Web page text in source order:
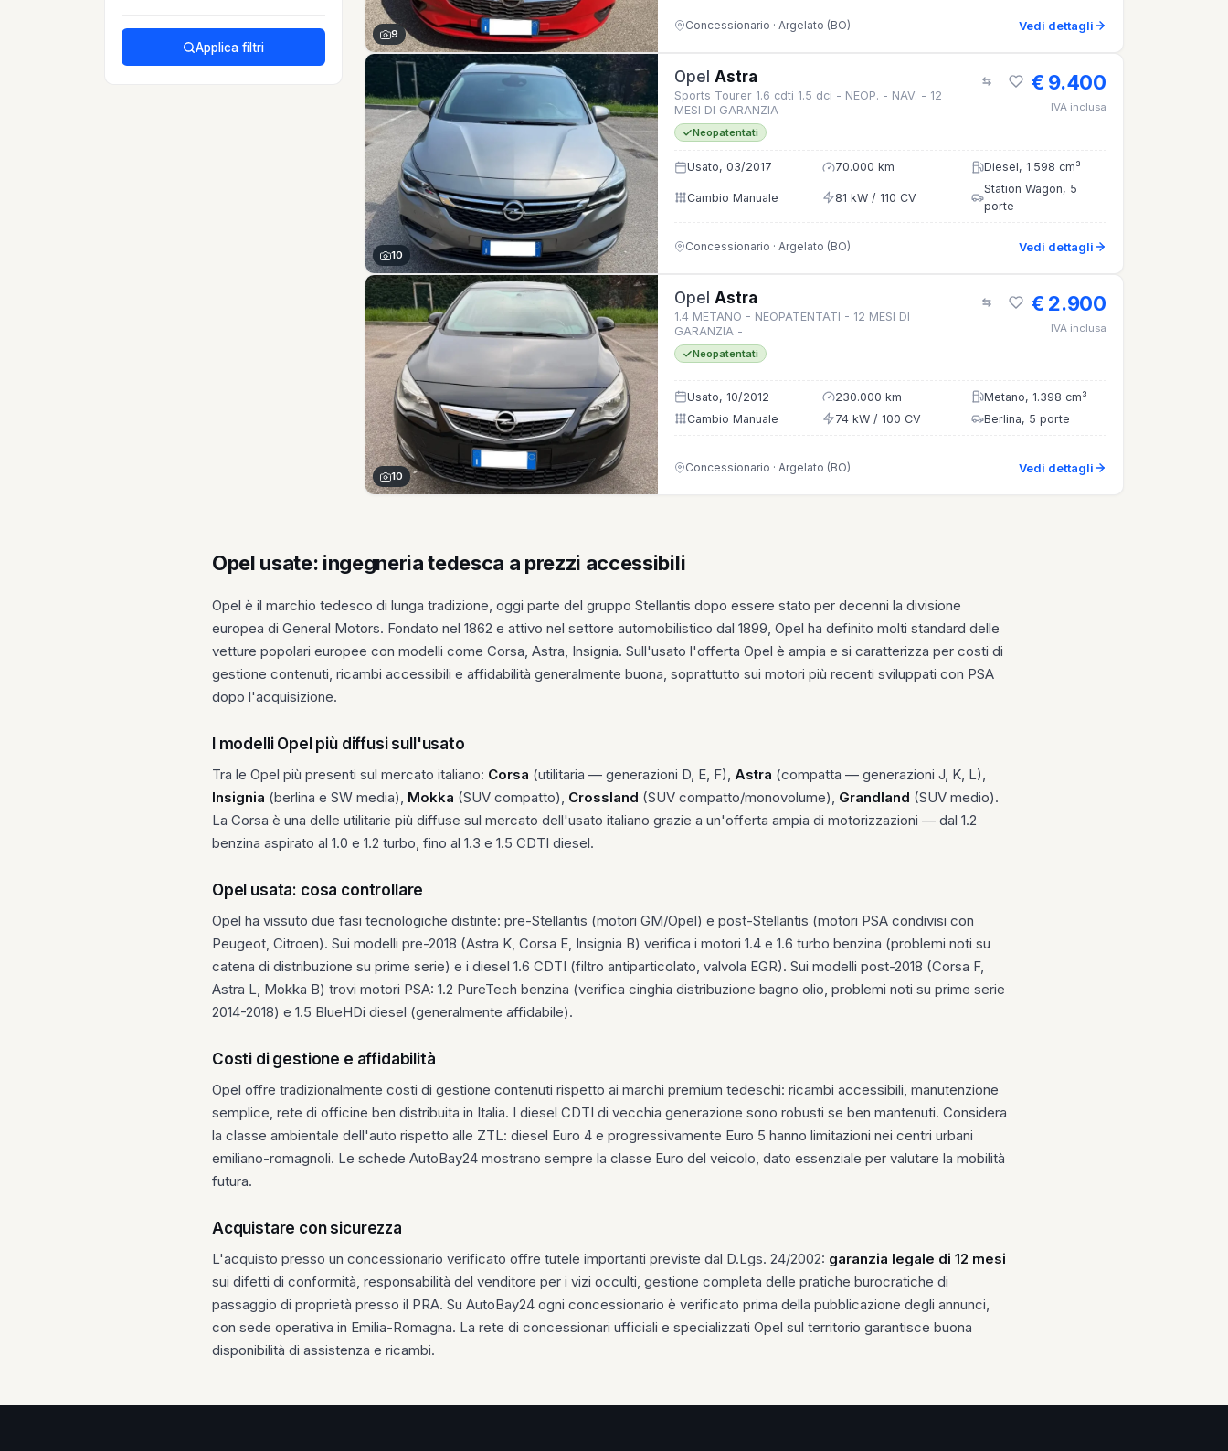
Applica filtri
9
Concessionario · Argelato (BO) Vedi dettagli
10
Opel Astra
Sports Tourer 1.6 cdti 1.5 dci - NEOP. - NAV. - 12
MESI DI GARANZIA -
Neopatentati
€ 9.400
IVA inclusa
Usato, 03/2017 70.000 km Diesel, 1.598 cm³
Cambio Manuale 81 kW / 110 CV
Station Wagon, 5
porte
Concessionario · Argelato (BO) Vedi dettagli
10
Opel Astra
1.4 METANO - NEOPATENTATI - 12 MESI DI
GARANZIA -
Neopatentati
€ 2.900
IVA inclusa
Usato, 10/2012 230.000 km
Metano, 1.398 cm³
Cambio Manuale
74 kW / 100 CV Berlina, 5 porte
Concessionario · Argelato (BO) Vedi dettagli
Opel usate: ingegneria tedesca a prezzi accessibili
Opel è il marchio tedesco di lunga tradizione, oggi parte del gruppo Stellantis dopo essere stato per decenni la divisione
europea di General Motors. Fondato nel 1862 e attivo nel settore automobilistico dal 1899, Opel ha definito molti standard delle
vetture popolari europee con modelli come Corsa, Astra, Insignia. Sull'usato l'offerta Opel è ampia e si caratterizza per costi di
gestione contenuti, ricambi accessibili e affidabilità generalmente buona, soprattutto sui motori più recenti sviluppati con PSA
dopo l'acquisizione.
I modelli Opel più diffusi sull'usato
Tra le Opel più presenti sul mercato italiano: Corsa (utilitaria — generazioni D, E, F), Astra (compatta — generazioni J, K, L),
Insignia (berlina e SW media), Mokka (SUV compatto), Crossland (SUV compatto/monovolume), Grandland (SUV medio).
La Corsa è una delle utilitarie più diffuse sul mercato dell'usato italiano grazie a un'offerta ampia di motorizzazioni — dal 1.2
benzina aspirato al 1.0 e 1.2 turbo, fino al 1.3 e 1.5 CDTI diesel.
Opel usata: cosa controllare
Opel ha vissuto due fasi tecnologiche distinte: pre-Stellantis (motori GM/Opel) e post-Stellantis (motori PSA condivisi con
Peugeot, Citroen). Sui modelli pre-2018 (Astra K, Corsa E, Insignia B) verifica i motori 1.4 e 1.6 turbo benzina (problemi noti su
catena di distribuzione su prime serie) e i diesel 1.6 CDTI (filtro antiparticolato, valvola EGR). Sui modelli post-2018 (Corsa F,
Astra L, Mokka B) trovi motori PSA: 1.2 PureTech benzina (verifica cinghia distribuzione bagno olio, problemi noti su prime serie
2014-2018) e 1.5 BlueHDi diesel (generalmente affidabile).
Costi di gestione e affidabilità
Opel offre tradizionalmente costi di gestione contenuti rispetto ai marchi premium tedeschi: ricambi accessibili, manutenzione
semplice, rete di officine ben distribuita in Italia. I diesel CDTI di vecchia generazione sono robusti se ben mantenuti. Considera
la classe ambientale dell'auto rispetto alle ZTL: diesel Euro 4 e progressivamente Euro 5 hanno limitazioni nei centri urbani
emiliano-romagnoli. Le schede AutoBay24 mostrano sempre la classe Euro del veicolo, dato essenziale per valutare la mobilità
futura.
Acquistare con sicurezza
L'acquisto presso un concessionario verificato offre tutele importanti previste dal D.Lgs. 24/2002: garanzia legale di 12 mesi
sui difetti di conformità, responsabilità del venditore per i vizi occulti, gestione completa delle pratiche burocratiche di
passaggio di proprietà presso il PRA. Su AutoBay24 ogni concessionario è verificato prima della pubblicazione degli annunci,
con sede operativa in Emilia-Romagna. La rete di concessionari ufficiali e specializzati Opel sul territorio garantisce buona
disponibilità di assistenza e ricambi.